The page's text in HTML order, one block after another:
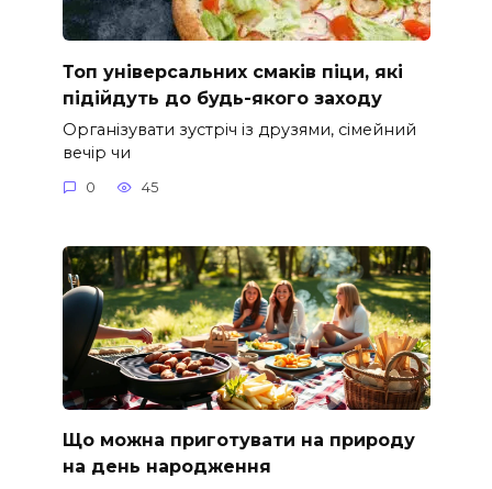
Топ універсальних смаків піци, які
підійдуть до будь-якого заходу
Організувати зустріч із друзями, сімейний
вечір чи
0 45
Що можна приготувати на природу
на день народження